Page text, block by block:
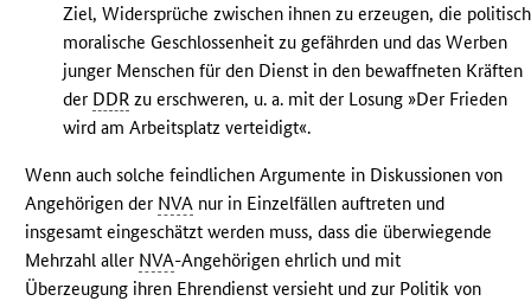
Ziel, Widersprüche zwischen ihnen zu erzeugen, die
moralische Geschlossenheit zu gefährden und das Werben
junger Menschen für den Dienst in den bewaffneten Kräften
der DDR zu erschweren, u. a. mit der Losung »Der Frieden
wird am Arbeitsplatz verteidigt«.
Wenn auch solche feindlichen Argumente in Diskussionen von
Angehörigen der NVA nur in Einzelfällen auftreten und
insgesamt eingeschätzt werden muss, dass die überwiegende
Mehrzahl aller NVA-Angehörigen ehrlich und mit
Überzeugung ihren Ehrendienst versieht und zur Politik von